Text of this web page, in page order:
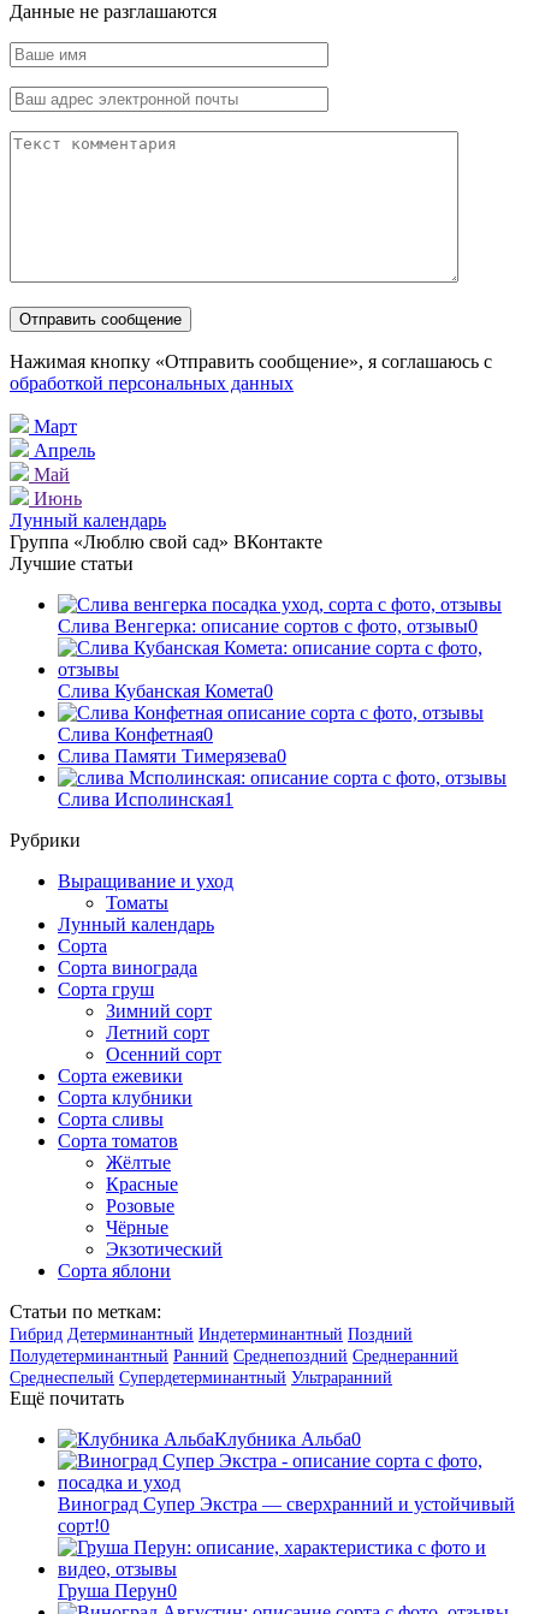
Данные не разглашаются
Нажимая кнопку «Отправить сообщение», я соглашаюсь с
обработкой персональных данных
Март
Апрель
Май
Июнь
Лунный календарь
Группа «Люблю свой сад» ВКонтакте
Лучшие статьи
Слива Венгерка: описание сортов с фото, отзывы0
Слива Кубанская Комета0
Слива Конфетная0
Слива Памяти Тимерязева0
Слива Исполинская1
Рубрики
Выращивание и уход
Томаты
Лунный календарь
Сорта
Сорта винограда
Сорта груш
Зимний сорт
Летний сорт
Осенний сорт
Сорта ежевики
Сорта клубники
Сорта сливы
Сорта томатов
Жёлтые
Красные
Розовые
Чёрные
Экзотический
Сорта яблони
Статьи по меткам:
Гибрид Детерминантный Индетерминантный Поздний
Полудетерминантный Ранний Среднепоздний Среднеранний
Среднеспелый Супердетерминантный Ультраранний
Ещё почитать
Клубника Альба0
Виноград Супер Экстра — сверхранний и устойчивый
сорт!0
Груша Перун0